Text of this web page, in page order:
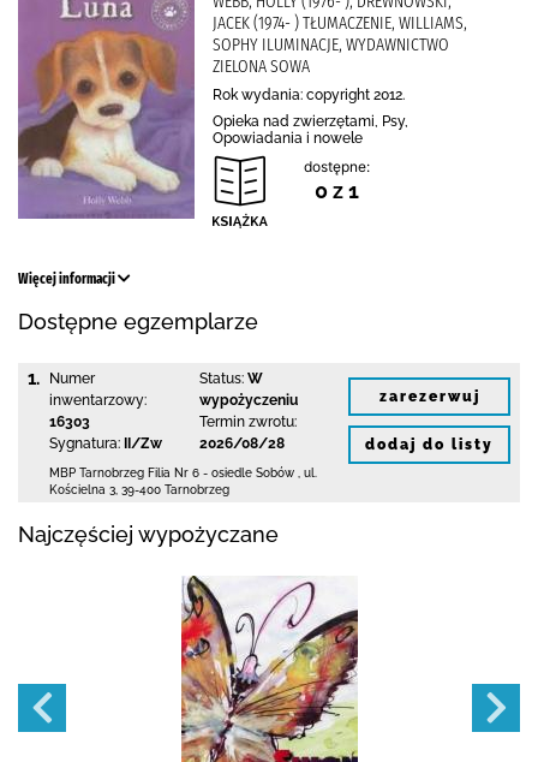
JACEK (1974- ) TŁUMACZENIE, WILLIAMS,
SOPHY ILUMINACJE, WYDAWNICTWO
ZIELONA SOWA
Rok wydania: copyright 2012.
Opieka nad zwierzętami, Psy,
Opowiadania i nowele
dostępne:
0 z 1
Więcej informacji
Dostępne egzemplarze
1.
Numer
inwentarzowy:
16303
Sygnatura:
II/Zw
Status: W
wypożyczeniu
Termin zwrotu:
2026/08/28
MBP Tarnobrzeg Filia Nr 6 - osiedle Sobów
ul.
Kościelna 3 39-400 Tarnobrzeg
zarezerwuj
dodaj do listy
Najczęściej wypożyczane